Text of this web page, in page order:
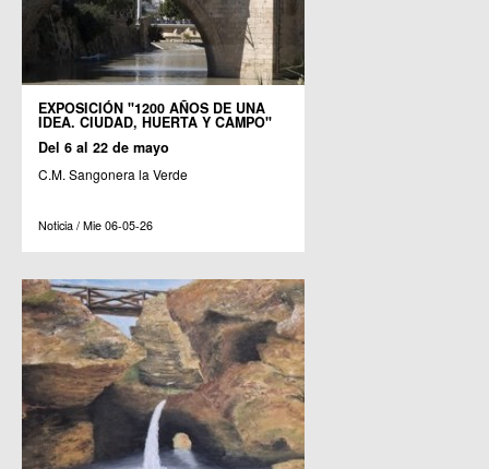
EXPOSICIÓN "1200 AÑOS DE UNA
IDEA. CIUDAD, HUERTA Y CAMPO"
Del 6 al 22 de mayo
C.M. Sangonera la Verde
Noticia / Mie 06-05-26